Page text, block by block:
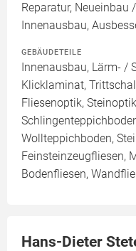
Reparatur, Neueinbau
Innenausbau,
GEBÄUDETEILE
Innenausbau, Lärm- /
Klicklaminat,
Fliesenoptik,
Wollteppichboden,
Feinsteinzeugfliesen,
Bodenfliesen,
Hans-Dieter